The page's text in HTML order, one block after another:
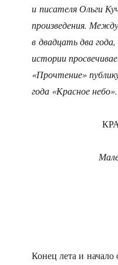
и писателя Ольги
произведения.
в двадцать два
истории
«Прочтение»
года «Красное небо».
Конец лета и